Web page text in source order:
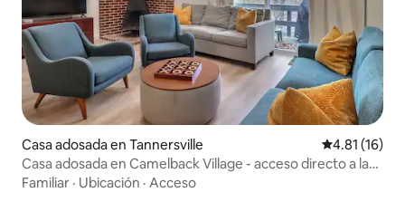
Casa adosada en Tannersville Calificación
4.81 (16)
Casa adosada en Camelback Village - acceso directo a las
pistas de esquí
Familiar · Ubicación · Acceso